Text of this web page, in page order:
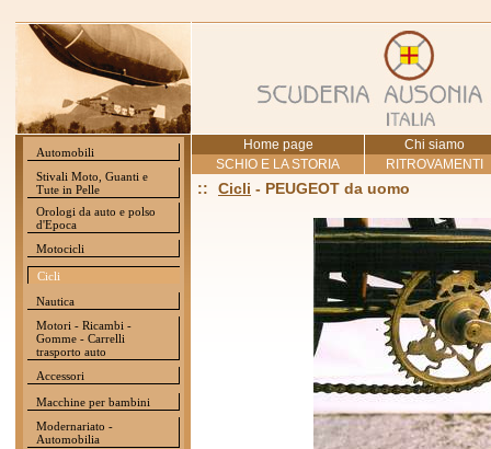
Automobili
Stivali Moto, Guanti e
Tute in Pelle
Orologi da auto e polso
d'Epoca
Motocicli
Cicli
Nautica
Motori - Ricambi -
Gomme - Carrelli
trasporto auto
Accessori
Macchine per bambini
Modernariato -
Automobilia
Home page
Chi siamo
SCHIO E LA STORIA
RITROVAMENTI
:: Cicli - PEUGEOT da uomo